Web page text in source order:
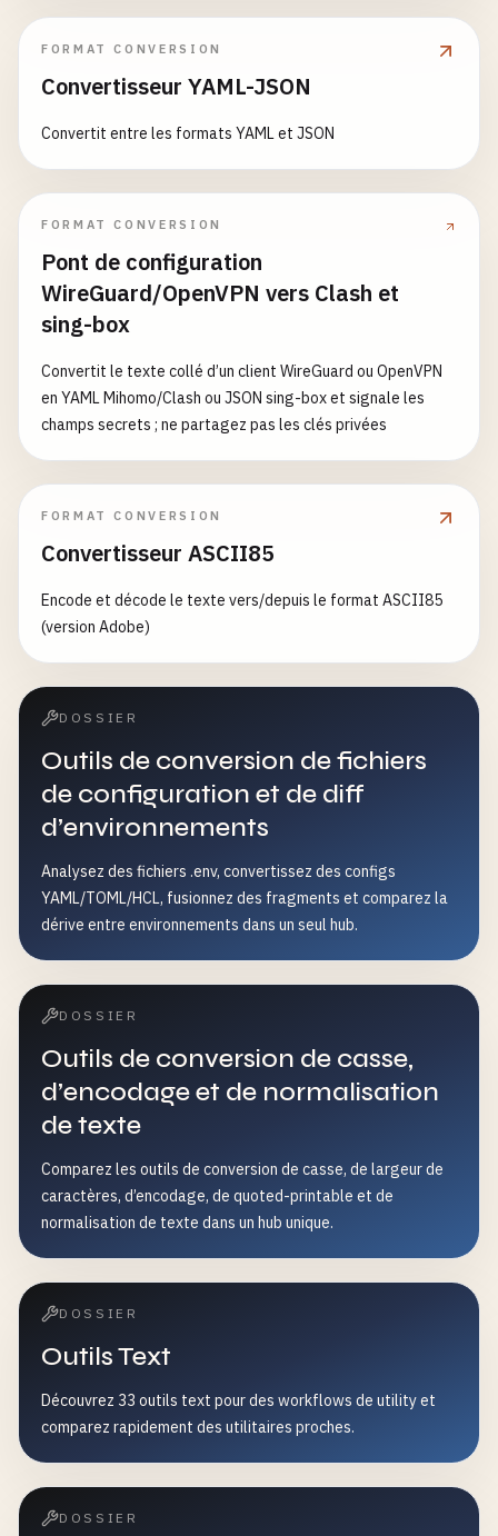
FORMAT CONVERSION
Convertisseur YAML-JSON
Convertit entre les formats YAML et JSON
FORMAT CONVERSION
Pont de configuration
WireGuard/OpenVPN vers Clash et
sing-box
Convertit le texte collé d’un client WireGuard ou OpenVPN
en YAML Mihomo/Clash ou JSON sing-box et signale les
champs secrets ; ne partagez pas les clés privées
FORMAT CONVERSION
Convertisseur ASCII85
Encode et décode le texte vers/depuis le format ASCII85
(version Adobe)
DOSSIER
Outils de conversion de fichiers
de configuration et de diff
d’environnements
Analysez des fichiers .env, convertissez des configs
YAML/TOML/HCL, fusionnez des fragments et comparez la
dérive entre environnements dans un seul hub.
DOSSIER
Outils de conversion de casse,
d’encodage et de normalisation
de texte
Comparez les outils de conversion de casse, de largeur de
caractères, d’encodage, de quoted-printable et de
normalisation de texte dans un hub unique.
DOSSIER
Outils Text
Découvrez 33 outils text pour des workflows de utility et
comparez rapidement des utilitaires proches.
DOSSIER